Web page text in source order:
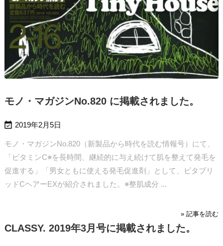
モノ・マガジンNo.820 に掲載されました。
 2019年2月5日
モノ・マガジンNo.820（新製品から時代を読む情報号）にて、
「ビタミンC※を長時間、継続的に与え続けて肌を整えて発毛を
促進する」「男女ともに使える発毛促進剤」として、ビタブリ
ッドCヘアーEXが紹介されました。 ※整肌成分 ...
» 記事を読む
CLASSY. 2019年3月号に掲載されました。